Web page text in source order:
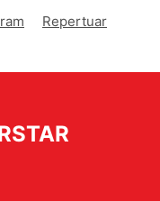
Repertuar